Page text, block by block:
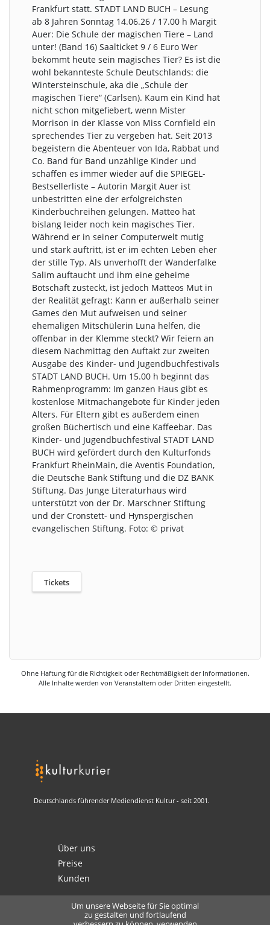
Frankfurt statt. STADT LAND BUCH – Lesung
ab 8 Jahren Sonntag 14.06.26 / 17.00 h Margit
Auer: Die Schule der magischen Tiere – Land
unter! (Band 16) Saalticket 9 / 6 Euro Wer
bekommt heute sein magisches Tier? Es ist die
wohl bekannteste Schule Deutschlands: die
Wintersteinschule, aka die „Schule der
magischen Tiere“ (Carlsen). Kaum ein Kind hat
nicht schon mitgefiebert, wenn Mister
Morrison in der Klasse von Miss Cornfield ein
sprechendes Tier zu vergeben hat. Seit 2013
begeistern die Abenteuer von Ida, Rabbat und
Co. Band für Band unzählige Kinder und
schaffen es immer wieder auf die SPIEGEL-
Bestsellerliste – Autorin Margit Auer ist
unbestritten eine der erfolgreichsten
Kinderbuchreihen gelungen. Matteo hat
bislang leider noch kein magisches Tier.
Während er in seiner Computerwelt mutig
und stark auftritt, ist er im echten Leben eher
der stille Typ. Als unverhofft der Wanderfalke
Salim auftaucht und ihm eine geheime
Botschaft zusteckt, ist jedoch Matteos Mut in
der Realität gefragt: Kann er außerhalb seiner
Games den Mut aufweisen und seiner
ehemaligen Mitschülerin Luna helfen, die
offenbar in der Klemme steckt? Wir feiern an
diesem Nachmittag den Auftakt zur zweiten
Ausgabe des Kinder- und Jugendbuchfestivals
STADT LAND BUCH. Um 15.00 h beginnt das
Rahmenprogramm: Im ganzen Haus gibt es
kostenlose Mitmachangebote für Kinder jeden
Alters. Für Eltern gibt es außerdem einen
großen Büchertisch und eine Kaffeebar. Das
Kinder- und Jugendbuchfestival STADT LAND
BUCH wird gefördert durch den Kulturfonds
Frankfurt RheinMain, die Aventis Foundation,
die Deutsche Bank Stiftung und die DZ BANK
Stiftung. Das Junge Literaturhaus wird
unterstützt von der Dr. Marschner Stiftung
und der Cronstett- und Hynspergischen
evangelischen Stiftung. Foto: © privat
Tickets
Ohne Haftung für die Richtigkeit oder Rechtmäßigkeit der Informationen.
Alle Inhalte werden von Veranstaltern oder Dritten eingestellt.
Deutschlands führender Mediendienst Kultur - seit 2001.
Über uns
Preise
Kunden
Um unsere Webseite für Sie optimal
zu gestalten und fortlaufend